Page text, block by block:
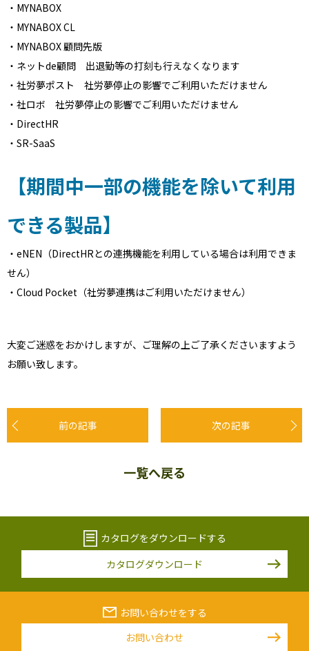
・MYNABOX
・MYNABOX CL
・MYNABOX 顧問先版
・ネットde顧問 出退勤等の打刻も行えなくなります
・社労夢ポスト 社労夢停止の影響でご利用いただけません
・社ロボ 社労夢停止の影響でご利用いただけません
・DirectHR
・SR-SaaS
【期間中一部の機能を除いて利用
できる製品】
・eNEN（DirectHRとの連携機能を利用している場合は利用できま
せん）
・Cloud Pocket（社労夢連携はご利用いただけません）
大変ご迷惑をおかけしますが、ご理解の上ご了承くださいますよう
お願い致します。
前の記事 次の記事
一覧へ戻る
カタログをダウンロードする
カタログダウンロード
お問い合わせをする
お問い合わせ